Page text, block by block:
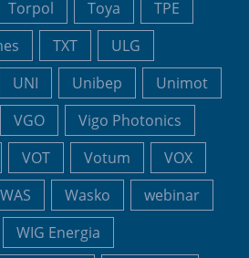
Torpol Toya
TPE
TXT
ULG
UNI Unibep
Unimot
VGO
Vigo Photonics
VOT Votum
VOX
WAS Wasko
webinar
WIG Energia